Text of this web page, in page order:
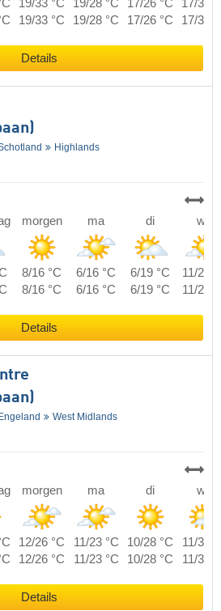
19/33 °C 19/28 °C 17/26 °C
17/30
19/33 °C 19/28 °C 17/26 °C 17/30
Details
Highlands
morgen ma di wo
8/16 °C 6/16 °C 6/19 °C
11/23
8/16 °C 6/16 °C 6/19 °C 11/23
Details
Engeland West Midlands
morgen ma di wo
12/26 °C 11/23 °C 10/28 °C
11/32
12/26 °C 11/23 °C 10/28 °C 11/32
Details